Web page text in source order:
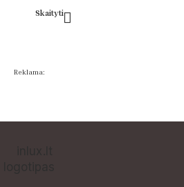
Skaityti
Reklama: